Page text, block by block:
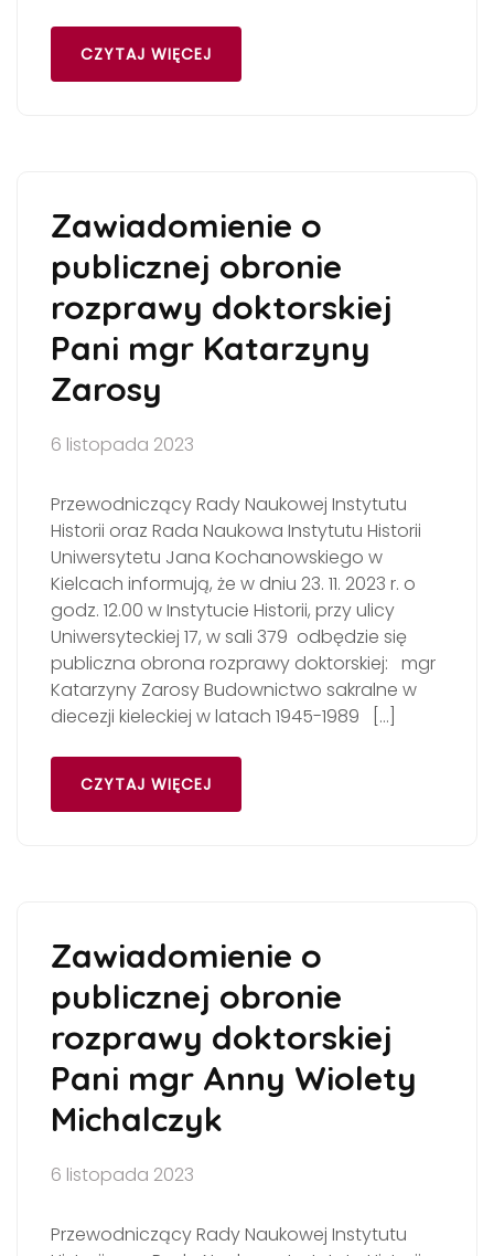
CZYTAJ WIĘCEJ
Zawiadomienie o
publicznej obronie
rozprawy doktorskiej
Pani mgr Katarzyny
Zarosy
6 listopada 2023
Przewodniczący Rady Naukowej Instytutu
Historii oraz Rada Naukowa Instytutu Historii
Uniwersytetu Jana Kochanowskiego w
Kielcach informują, że w dniu 23. 11. 2023 r. o
godz. 12.00 w Instytucie Historii, przy ulicy
Uniwersyteckiej 17, w sali 379 odbędzie się
publiczna obrona rozprawy doktorskiej: mgr
Katarzyny Zarosy Budownictwo sakralne w
diecezji kieleckiej w latach 1945-1989 […]
CZYTAJ WIĘCEJ
Zawiadomienie o
publicznej obronie
rozprawy doktorskiej
Pani mgr Anny Wiolety
Michalczyk
6 listopada 2023
Przewodniczący Rady Naukowej Instytutu